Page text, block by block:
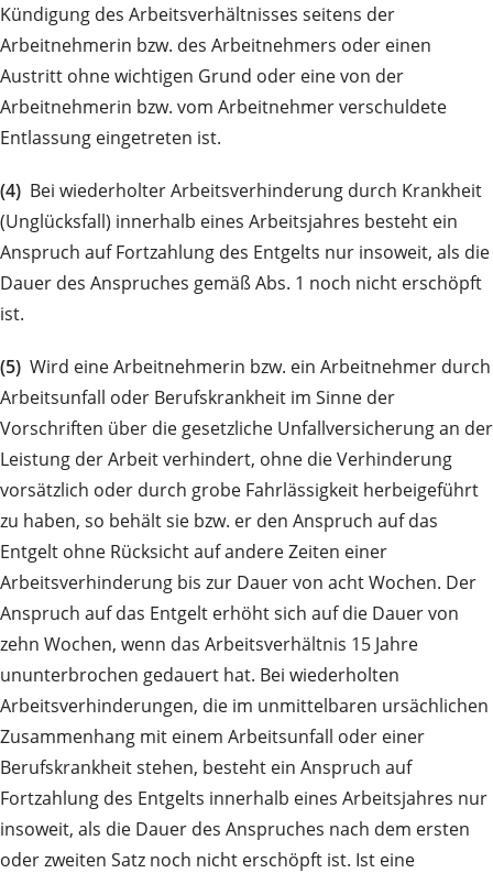
Kündigung des Arbeitsverhältnisses seitens der
Arbeitnehmerin bzw. des Arbeitnehmers oder einen
Austritt ohne wichtigen Grund oder eine von der
Arbeitnehmerin bzw. vom Arbeitnehmer verschuldete
Entlassung eingetreten ist.
(4) Bei wiederholter Arbeitsverhinderung durch Krankheit
(Unglücksfall) innerhalb eines Arbeitsjahres besteht ein
Anspruch auf Fortzahlung des Entgelts nur insoweit, als die
Dauer des Anspruches gemäß Abs. 1 noch nicht erschöpft
ist.
(5) Wird eine Arbeitnehmerin bzw. ein Arbeitnehmer durch
Arbeitsunfall oder Berufskrankheit im Sinne der
Vorschriften über die gesetzliche Unfallversicherung an der
Leistung der Arbeit verhindert, ohne die Verhinderung
vorsätzlich oder durch grobe Fahrlässigkeit herbeigeführt
zu haben, so behält sie bzw. er den Anspruch auf das
Entgelt ohne Rücksicht auf andere Zeiten einer
Arbeitsverhinderung bis zur Dauer von acht Wochen. Der
Anspruch auf das Entgelt erhöht sich auf die Dauer von
zehn Wochen, wenn das Arbeitsverhältnis 15 Jahre
ununterbrochen gedauert hat. Bei wiederholten
Arbeitsverhinderungen, die im unmittelbaren ursächlichen
Zusammenhang mit einem Arbeitsunfall oder einer
Berufskrankheit stehen, besteht ein Anspruch auf
Fortzahlung des Entgelts innerhalb eines Arbeitsjahres nur
insoweit, als die Dauer des Anspruches nach dem ersten
oder zweiten Satz noch nicht erschöpft ist. Ist eine